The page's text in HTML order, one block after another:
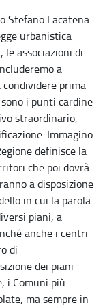
Stefano Lacatena
urbanistica
le associazioni di
a
condividere prima
i punti cardine
straordinario,
Immagino
definisce la
che poi dovrà
a disposizione
in cui la parola
piani, a
anche i centri
di
dei piani
i Comuni più
ma sempre in